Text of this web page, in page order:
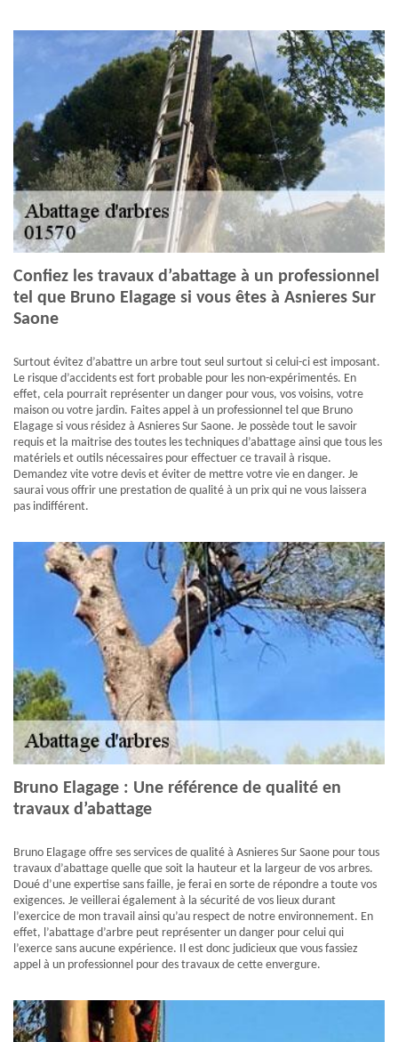
Confiez les travaux d’abattage à un professionnel
tel que Bruno Elagage si vous êtes à Asnieres Sur
Saone
Surtout évitez d’abattre un arbre tout seul surtout si celui-ci est imposant.
Le risque d’accidents est fort probable pour les non-expérimentés. En
effet, cela pourrait représenter un danger pour vous, vos voisins, votre
maison ou votre jardin. Faites appel à un professionnel tel que Bruno
Elagage si vous résidez à Asnieres Sur Saone. Je possède tout le savoir
requis et la maitrise des toutes les techniques d’abattage ainsi que tous les
matériels et outils nécessaires pour effectuer ce travail à risque.
Demandez vite votre devis et éviter de mettre votre vie en danger. Je
saurai vous offrir une prestation de qualité à un prix qui ne vous laissera
pas indifférent.
Bruno Elagage : Une référence de qualité en
travaux d’abattage
Bruno Elagage offre ses services de qualité à Asnieres Sur Saone pour tous
travaux d’abattage quelle que soit la hauteur et la largeur de vos arbres.
Doué d’une expertise sans faille, je ferai en sorte de répondre a toute vos
exigences. Je veillerai également à la sécurité de vos lieux durant
l’exercice de mon travail ainsi qu’au respect de notre environnement. En
effet, l’abattage d’arbre peut représenter un danger pour celui qui
l’exerce sans aucune expérience. Il est donc judicieux que vous fassiez
appel à un professionnel pour des travaux de cette envergure.